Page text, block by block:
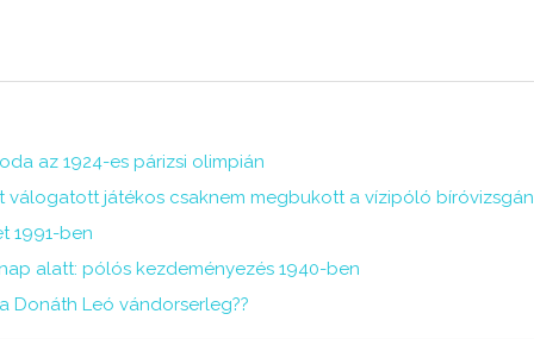
az 1924-es párizsi olimpián
válogatott játékos csaknem megbukott a vízipóló bíróvizsgán
1991-ben
alatt: pólós kezdeményezés 1940-ben
Donáth Leó vándorserleg??